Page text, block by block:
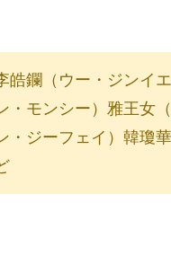
皓鑭（ウー・ジンイ
・モンシー）雅王女
・ジーフェイ）韓瓊